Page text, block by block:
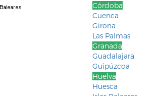
Córdoba
Cuenca
Girona
Las Palmas
Granada
Guadalajara
Guipúzcoa
Huelva
Huesca